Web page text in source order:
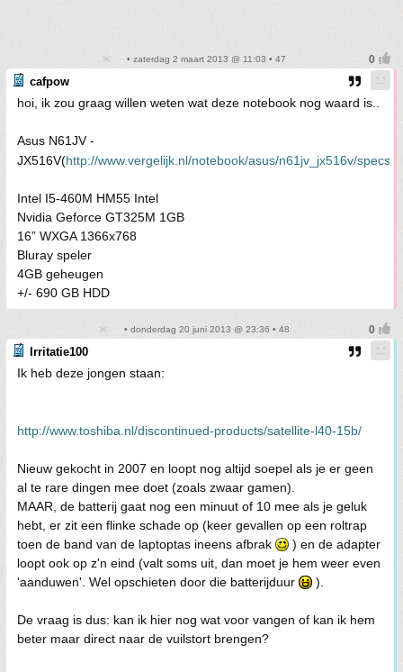
• zaterdag 2 maart 2013 @ 11:03 • 47
cafpow
hoi, ik zou graag willen weten wat deze notebook nog waard is..
Asus N61JV -
JX516V(http://www.vergelijk.nl/notebook/asus/n61jv_jx516v/
Intel I5-460M HM55 Intel
Nvidia Geforce GT325M 1GB
16” WXGA 1366x768
Bluray speler
4GB geheugen
+/- 690 GB HDD
• donderdag 20 juni 2013 @ 23:36 • 48
Irritatie100
Ik heb deze jongen staan:
http://www.toshiba.nl/discontinued-products/satellite-l40-15b/
Nieuw gekocht in 2007 en loopt nog altijd soepel als je er geen
al te rare dingen mee doet (zoals zwaar gamen).
MAAR, de batterij gaat nog een minuut of 10 mee als je geluk
hebt, er zit een flinke schade op (keer gevallen op een roltrap
toen de band van de laptoptas ineens afbrak
) en de adapter
loopt ook op z'n eind (valt soms uit, dan moet je hem weer even
'aanduwen'. Wel opschieten door die batterijduur
).
De vraag is dus: kan ik hier nog wat voor vangen of kan ik hem
beter maar direct naar de vuilstort brengen?